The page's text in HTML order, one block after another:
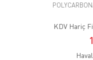
KDV Hariç